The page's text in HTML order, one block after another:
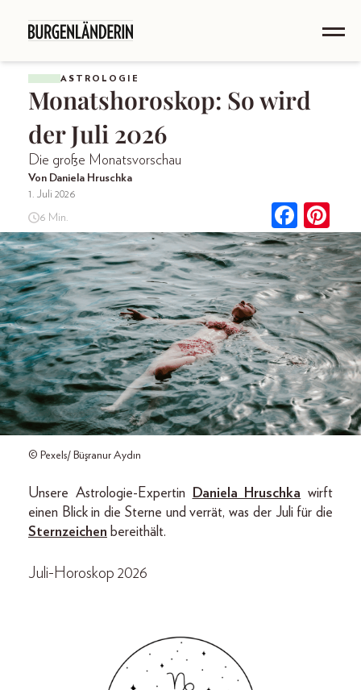
ASTROLOGIE
Monatshoroskop: So wird
der Juli 2026
Die große Monatsvorschau
Von Daniela Hruschka
1. Juli 2026
6 Min.
© Pexels/ Büşranur Aydın
Unsere Astrologie-Expertin Daniela Hruschka wirft
einen Blick in die Sterne und verrät, was der Juli für die
Sternzeichen bereithält.
Juli-Horoskop 2026